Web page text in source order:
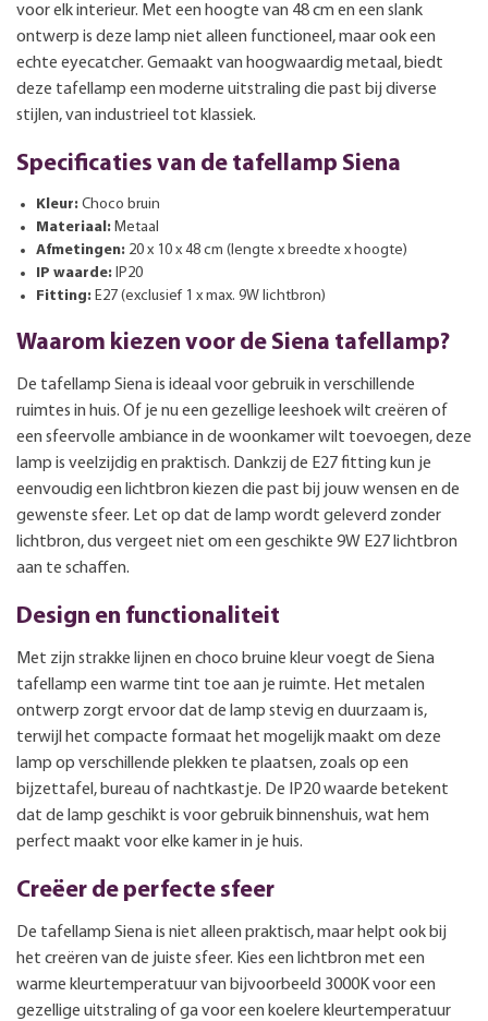
voor elk interieur. Met een hoogte van 48 cm en een slank
ontwerp is deze lamp niet alleen functioneel, maar ook een
echte eyecatcher. Gemaakt van hoogwaardig metaal, biedt
deze tafellamp een moderne uitstraling die past bij diverse
stijlen, van industrieel tot klassiek.
Specificaties van de tafellamp Siena
Kleur: Choco bruin
Materiaal: Metaal
Afmetingen: 20 x 10 x 48 cm (lengte x breedte x hoogte)
IP waarde: IP20
Fitting: E27 (exclusief 1 x max. 9W lichtbron)
Waarom kiezen voor de Siena tafellamp?
De tafellamp Siena is ideaal voor gebruik in verschillende
ruimtes in huis. Of je nu een gezellige leeshoek wilt creëren of
een sfeervolle ambiance in de woonkamer wilt toevoegen, deze
lamp is veelzijdig en praktisch. Dankzij de E27 fitting kun je
eenvoudig een lichtbron kiezen die past bij jouw wensen en de
gewenste sfeer. Let op dat de lamp wordt geleverd zonder
lichtbron, dus vergeet niet om een geschikte 9W E27 lichtbron
aan te schaffen.
Design en functionaliteit
Met zijn strakke lijnen en choco bruine kleur voegt de Siena
tafellamp een warme tint toe aan je ruimte. Het metalen
ontwerp zorgt ervoor dat de lamp stevig en duurzaam is,
terwijl het compacte formaat het mogelijk maakt om deze
lamp op verschillende plekken te plaatsen, zoals op een
bijzettafel, bureau of nachtkastje. De IP20 waarde betekent
dat de lamp geschikt is voor gebruik binnenshuis, wat hem
perfect maakt voor elke kamer in je huis.
Creëer de perfecte sfeer
De tafellamp Siena is niet alleen praktisch, maar helpt ook bij
het creëren van de juiste sfeer. Kies een lichtbron met een
warme kleurtemperatuur van bijvoorbeeld 3000K voor een
gezellige uitstraling of ga voor een koelere kleurtemperatuur